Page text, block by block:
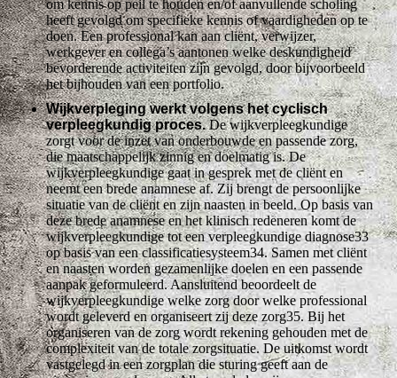
om kennis op peil te houden en/of aanvullende scholing
heeft gevolgd om specifieke kennis of vaardigheden op te
doen. Een professional kan aan cliënt, verwijzer,
werkgever en collega’s aantonen welke deskundigheid
bevorderende activiteiten zijn gevolgd, door bijvoorbeeld
het bijhouden van een portfolio.
Wijkverpleging werkt volgens het cyclisch
verpleegkundig proces.De wijkverpleegkundige
zorgt voor de inzet van onderbouwde en passende zorg,
die maatschappelijk zinnig en doelmatig is. De
wijkverpleegkundige gaat in gesprek met de cliënt en
neemt een brede anamnese af. Zij brengt de persoonlijke
situatie van de cliënt en zijn naasten in beeld. Op basis van
deze brede anamnese en het klinisch redeneren komt de
wijkverpleegkundige tot een verpleegkundige diagnose33
op basis van een classificatiesysteem34. Samen met cliënt
en naasten worden gezamenlijke doelen en een passende
aanpak geformuleerd. Aansluitend beoordeelt de
wijkverpleegkundige welke zorg door welke professional
wordt geleverd en organiseert zij deze zorg35. Bij het
organiseren van de zorg wordt rekening gehouden met de
complexiteit van de totale zorgsituatie. De uitkomst wordt
vastgelegd in een zorgplan die sturing geeft aan de